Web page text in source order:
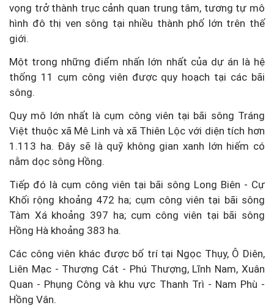
vọng trở thành trục cảnh quan trung tâm, tương tự mô
hình đô thị ven sông tại nhiều thành phố lớn trên thế
giới.
Một trong những điểm nhấn lớn nhất của dự án là hệ
thống 11 cụm công viên được quy hoạch tại các bãi
sông.
Quy mô lớn nhất là cụm công viên tại bãi sông Tráng
Việt thuộc xã Mê Linh và xã Thiên Lộc với diện tích hơn
1.113 ha. Đây sẽ là quỹ không gian xanh lớn hiếm có
nằm dọc sông Hồng.
Tiếp đó là cụm công viên tại bãi sông Long Biên - Cự
Khối rộng khoảng 472 ha; cụm công viên tại bãi sông
Tàm Xá khoảng 397 ha; cụm công viên tại bãi sông
Hồng Hà khoảng 383 ha.
Các công viên khác được bố trí tại Ngọc Thụy, Ô Diên,
Liên Mạc - Thượng Cát - Phú Thượng, Lĩnh Nam, Xuân
Quan - Phụng Công và khu vực Thanh Trì - Nam Phù -
Hồng Vân.